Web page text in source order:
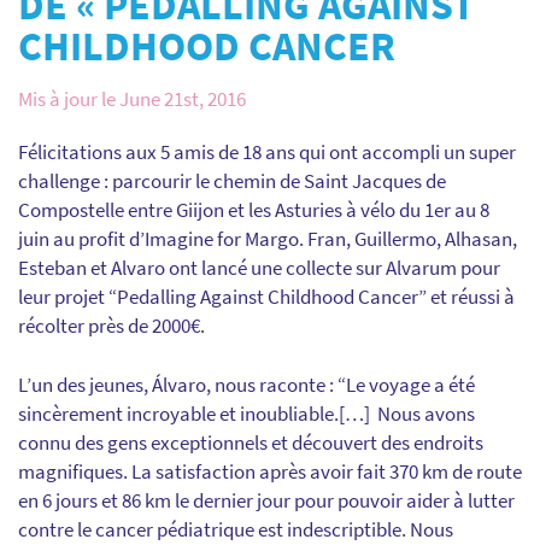
CHILDHOOD CANCER
Mis à jour le June 21st, 2016
Félicitations aux 5 amis de 18 ans qui ont accompli un super
challenge : parcourir le chemin de Saint Jacques de
Compostelle entre Giijon et les Asturies à vélo du 1er au 8
juin au profit d’Imagine for Margo. Fran, Guillermo, Alhasan,
Esteban et Alvaro ont lancé une collecte sur Alvarum pour
leur projet “Pedalling Against Childhood Cancer” et réussi à
récolter près de 2000€.
L’un des jeunes, Álvaro, nous raconte : “Le voyage a été
sincèrement incroyable et inoubliable.[…] Nous avons
connu des gens exceptionnels et découvert des endroits
magnifiques. La satisfaction après avoir fait 370 km de route
en 6 jours et 86 km le dernier jour pour pouvoir aider à lutter
contre le cancer pédiatrique est indescriptible. Nous